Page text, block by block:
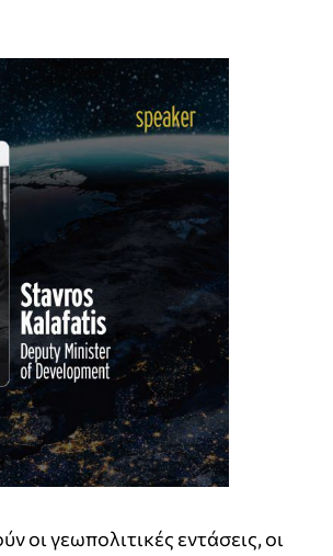
οι γεωπολιτικές εντάσεις, οι